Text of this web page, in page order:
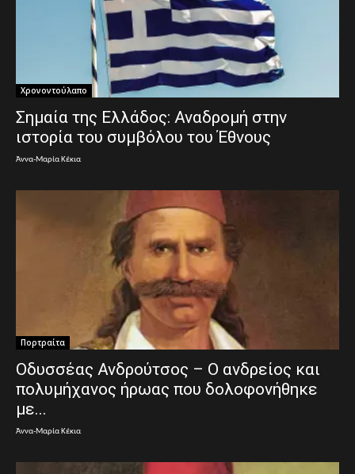
Χρονοντούλαπο
Σημαία της Ελλάδος: Αναδρομή στην
ιστορία του συμβόλου του Έθνους
Άννα-Μαρία Κέκια
Πορτραίτα
Οδυσσέας Ανδρούτσος – Ο ανδρείος και
πολυμήχανος ήρωας που δολοφονήθηκε
με...
Άννα-Μαρία Κέκια